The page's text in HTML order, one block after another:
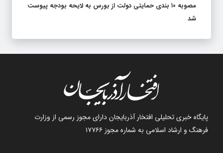
مصوبه ۱۰ بندی حمایتی دولت از بورس به لایحه بودجه پیوست
شد
پایگاه خبری تحلیلی افتخار آذربایجان دارای مجوز رسمی از وزارت
فرهنگ و ارشاد اسلامی به شماره مجوز ۱۷۷۶۶